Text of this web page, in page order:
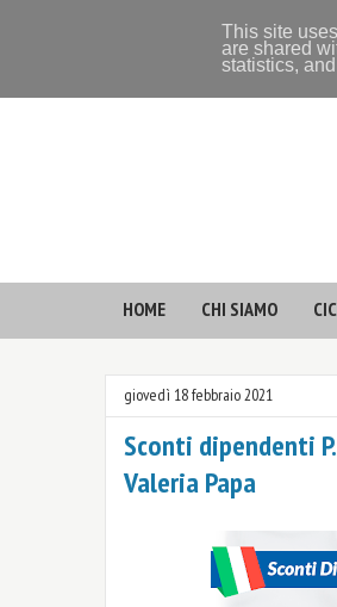
HOME CHI SIAMO
giovedì 18 febbraio 2021
Sconti dipendenti
Valeria Papa
This site
are shared
statistics,